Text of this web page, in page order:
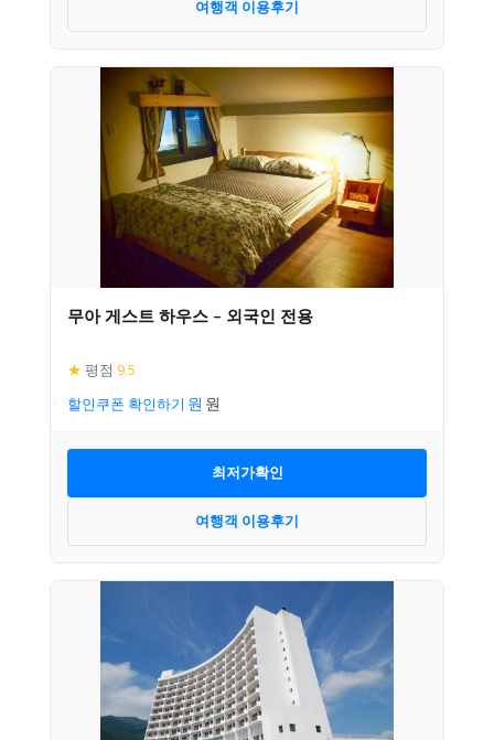
여행객 이용후기
무아 게스트 하우스 – 외국인 전용
★ 평점 9.5
할인쿠폰 확인하기
최저가확인
여행객 이용후기